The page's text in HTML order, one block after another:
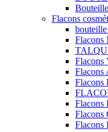
Flacons
Flacons
Flacons
Flacons
Flacons
Flacons
Flacons
Flacons